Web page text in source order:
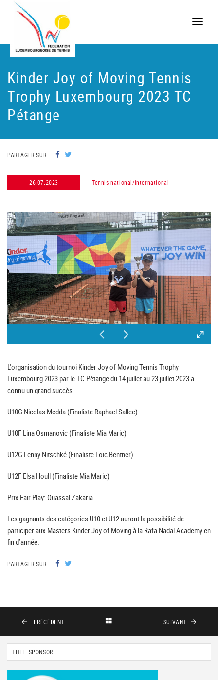
Toggle
Kinder Joy of Moving Tennis
Trophy Luxembourg 2023 TC
Pétange
PARTAGER SUR
26.07.2023 Tennis national/international
L'organisation du tournoi Kinder Joy of Moving Tennis Trophy
Luxembourg 2023 par le TC Pétange du 14 juillet au 23 juillet 2023 a
connu un grand succès.
U10G Nicolas Medda (Finaliste Raphael Sallee)
U10F Lina Osmanovic (Finaliste Mia Maric)
U12G Lenny Nitschké (Finaliste Loic Bentner)
U12F Elsa Houll (Finaliste Mia Maric)
Prix Fair Play: Ouassal Zakaria
Les gagnants des catégories U10 et U12 auront la possibilité de
participer aux Masters Kinder Joy of Moving à la Rafa Nadal Academy en
fin d’année.
PARTAGER SUR
PRÉCÉDENT SUIVANT
TITLE SPONSOR